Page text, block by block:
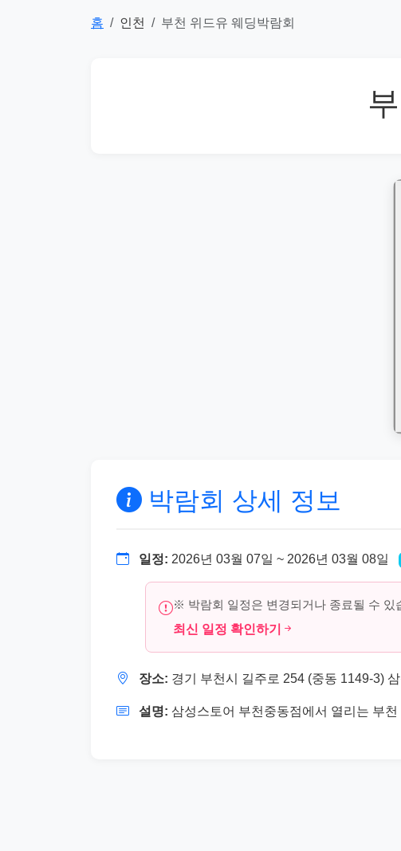
홈 인천 부천 위드유 웨딩박람회
박람회 상세 정보
일정: 2026년 03월 07일 ~ 2026년 03월 08일
※ 박람회 일정은 변경되거나 종료될 수 있
최신 일정 확인하기
장소: 경기 부천시 길주로 254 (중동 1149-3)
설명: 삼성스토어 부천중동점에서 열리는 부천